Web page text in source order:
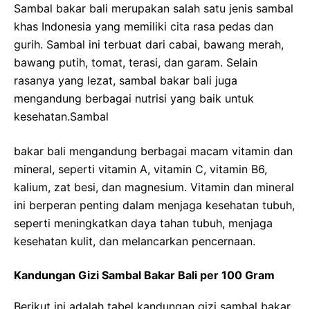
Sambal bakar bali merupakan salah satu jenis sambal
khas Indonesia yang memiliki cita rasa pedas dan
gurih. Sambal ini terbuat dari cabai, bawang merah,
bawang putih, tomat, terasi, dan garam. Selain
rasanya yang lezat, sambal bakar bali juga
mengandung berbagai nutrisi yang baik untuk
kesehatan.Sambal
bakar bali mengandung berbagai macam vitamin dan
mineral, seperti vitamin A, vitamin C, vitamin B6,
kalium, zat besi, dan magnesium. Vitamin dan mineral
ini berperan penting dalam menjaga kesehatan tubuh,
seperti meningkatkan daya tahan tubuh, menjaga
kesehatan kulit, dan melancarkan pencernaan.
Kandungan Gizi Sambal Bakar Bali per 100 Gram
Berikut ini adalah tabel kandungan gizi sambal bakar